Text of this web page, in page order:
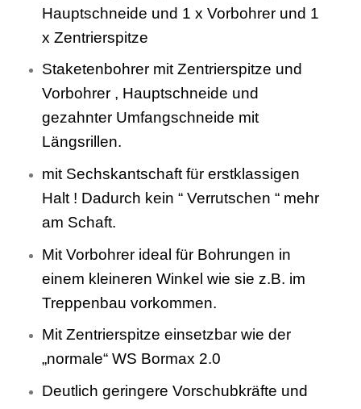
Hauptschneide und 1 x Vorbohrer und 1
x Zentrierspitze
Staketenbohrer mit Zentrierspitze und
Vorbohrer , Hauptschneide und
gezahnter Umfangschneide mit
Längsrillen.
mit Sechskantschaft für erstklassigen
Halt ! Dadurch kein “ Verrutschen “ mehr
am Schaft.
Mit Vorbohrer ideal für Bohrungen in
einem kleineren Winkel wie sie z.B. im
Treppenbau vorkommen.
Mit Zentrierspitze einsetzbar wie der
„normale“ WS Bormax 2.0
Deutlich geringere Vorschubkräfte und